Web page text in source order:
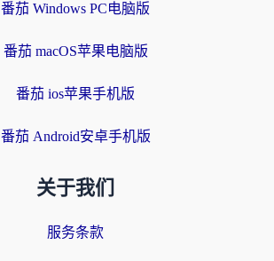
番茄 Windows PC电脑版
番茄 macOS苹果电脑版
番茄 ios苹果手机版
番茄 Android安卓手机版
关于我们
服务条款